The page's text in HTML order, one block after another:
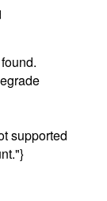
supported